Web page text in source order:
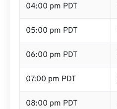
04:00 pm PDT
05:00 pm PDT
06:00 pm PDT
07:00 pm PDT
08:00 pm PDT